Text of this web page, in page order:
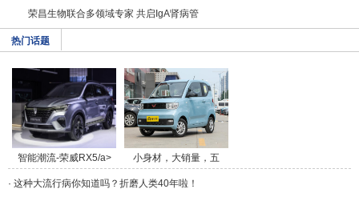
荣昌生物联合多领域专家 共启IgA肾病管
热门话题
智能潮流-荣威RX5/a>
小身材，大销量，五
菱/a>
· 这种大流行病你知道吗？折磨人类40年啦！